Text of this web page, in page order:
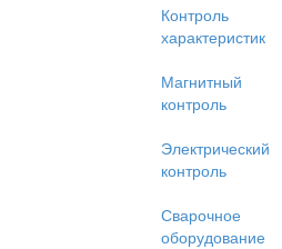
Контроль
характеристик
Магнитный
контроль
Электрический
контроль
Сварочное
оборудование